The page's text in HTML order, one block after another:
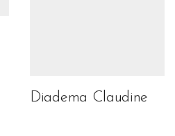
Diadema Claudine